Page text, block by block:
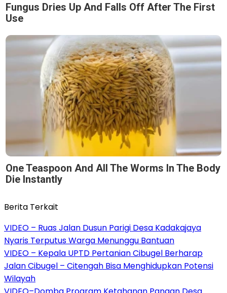
Fungus Dries Up And Falls Off After The First
Use
One Teaspoon And All The Worms In The Body
Die Instantly
Berita Terkait
VIDEO – Ruas Jalan Dusun Parigi Desa Kadakajaya
Nyaris Terputus Warga Menunggu Bantuan
VIDEO – Kepala UPTD Pertanian Cibugel Berharap
Jalan Cibugel – Citengah Bisa Menghidupkan Potensi
Wilayah